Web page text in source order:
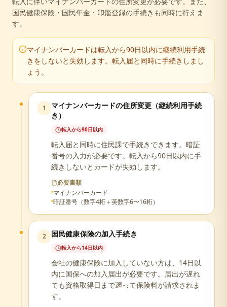
国民健康保険・国民年金・印鑑登録の手続きも同時に行えま
す。
マイナンバーカードは転入から90日以内に継続利用手続
きをしないと失効します。転入届と同時に手続きしまし
ょう。
1
マイナンバーカードの住所変更（継続利用手続
き）
転入から90日以内
転入届と同時に住民課で手続きできます。暗証
番号の入力が必要です。転入から90日以内に手
続きしないとカードが失効します。
必要書類
マイナンバーカード
暗証番号（数字4桁＋英数字6〜16桁）
2 国民健康保険の加入手続き
転入から14日以内
会社の健康保険に加入していない方は、14日以
内に国保への加入届出が必要です。届出が遅れ
ても資格取得日まで遡って保険料が請求されま
す。